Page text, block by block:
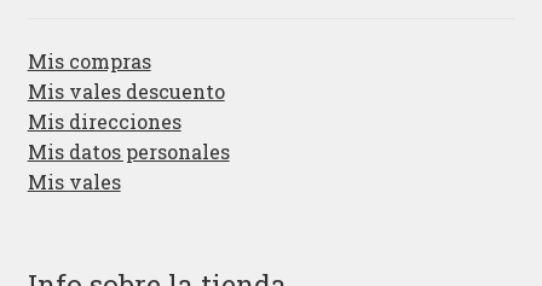
Mis compras
Mis vales descuento
Mis direcciones
Mis datos personales
Mis vales